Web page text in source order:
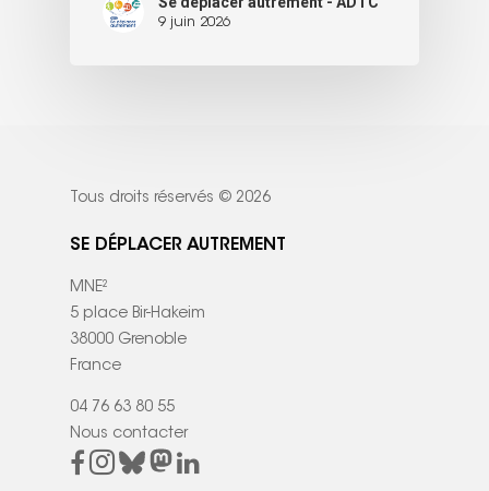
9 juin 2026
Tous droits réservés © 2026
SE DÉPLACER AUTREMENT
MNE²
5 place Bir-Hakeim
38000 Grenoble
France
04 76 63 80 55
Nous contacter